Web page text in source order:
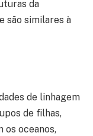
da
são similares à
de linhagem
de filhas,
os oceanos,